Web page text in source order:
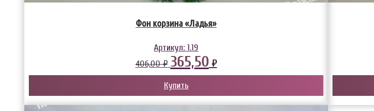
Фон корзина «Ладья»
Артикул: 1.19
406,00 ₽ 365,50 ₽
Купить